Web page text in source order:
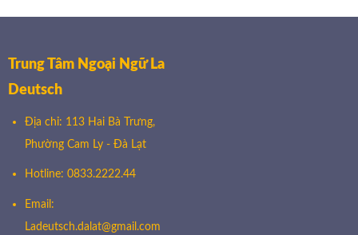
🌸
Trung Tâm Ngoại Ngữ La
Deutsch
Địa chỉ: 113 Hai Bà Trưng,
Phường Cam Ly - Đà Lạt
Hotline: 0833.2222.44
Email:
Ladeutsch.dalat@gmail.com